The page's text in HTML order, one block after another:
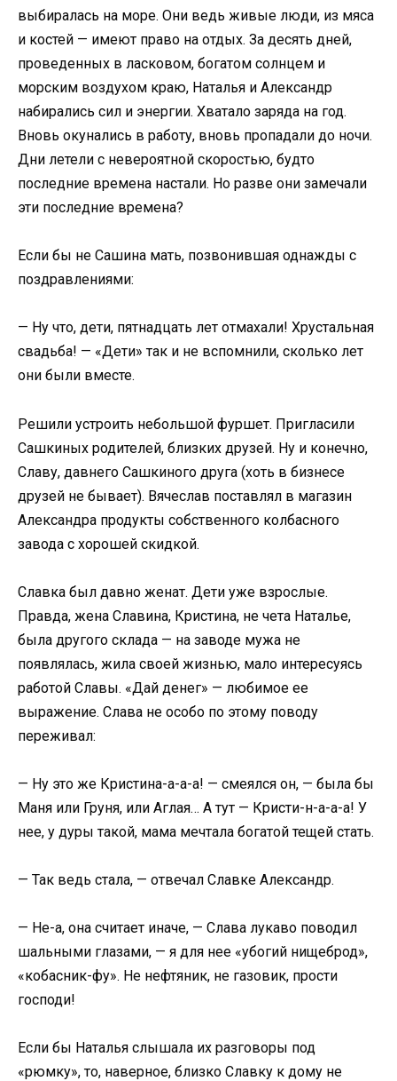
выбиралась на море. Они ведь живые люди, из мяса
и костей — имеют право на отдых. За десять дней,
проведенных в ласковом, богатом солнцем и
морским воздухом краю, Наталья и Александр
набирались сил и энергии. Хватало заряда на год.
Вновь окунались в работу, вновь пропадали до ночи.
Дни летели с невероятной скоростью, будто
последние времена настали. Но разве они замечали
эти последние времена?
Если бы не Сашина мать, позвонившая однажды с
поздравлениями:
— Ну что, дети, пятнадцать лет отмахали! Хрустальная
свадьба! — «Дети» так и не вспомнили, сколько лет
они были вместе.
Решили устроить небольшой фуршет. Пригласили
Сашкиных родителей, близких друзей. Ну и конечно,
Славу, давнего Сашкиного друга (хоть в бизнесе
друзей не бывает). Вячеслав поставлял в магазин
Александра продукты собственного колбасного
завода с хорошей скидкой.
Славка был давно женат. Дети уже взрослые.
Правда, жена Славина, Кристина, не чета Наталье,
была другого склада — на заводе мужа не
появлялась, жила своей жизнью, мало интересуясь
работой Славы. «Дай денег» — любимое ее
выражение. Слава не особо по этому поводу
переживал:
— Ну это же Кристина-а-а-а! — смеялся он, — была бы
Маня или Груня, или Аглая… А тут — Кристи-н-а-а-а! У
нее, у дуры такой, мама мечтала богатой тещей стать.
— Так ведь стала, — отвечал Славке Александр.
— Не-а, она считает иначе, — Слава лукаво поводил
шальными глазами, — я для нее «убогий нищеброд»,
«кобасник-фу». Не нефтяник, не газовик, прости
господи!
Если бы Наталья слышала их разговоры под
«рюмку», то, наверное, близко Славку к дому не